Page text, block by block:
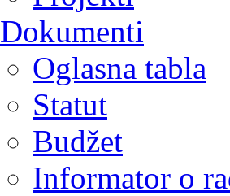
Dokumenti
Oglasna tabla
Statut
Budžet
Informator o